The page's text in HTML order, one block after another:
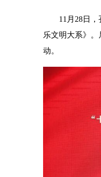
11月28日
乐文明大系》
动。